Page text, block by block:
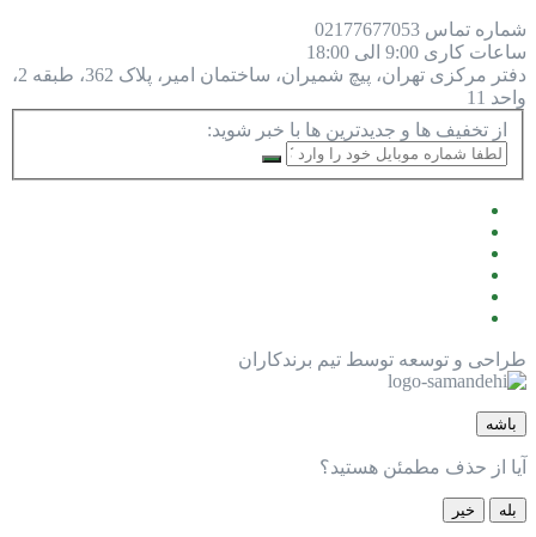
شماره تماس 021 77677053
ساعات کاری 9:00 الی 18:00
دفتر مرکزی
تهران، پیچ شمیران، ساختمان امیر، پلاک 362، طبقه 2،
واحد 11
از تخفیف ها و جدیدترین ها با خبر شوید:
طراحی و توسعه توسط تیم برندکاران
باشه
آیا از حذف مطمئن هستید؟
بله خیر